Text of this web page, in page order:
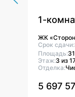
1-
ЖК
Срок сдачи:
Площадь:
Этаж:3 из
Отделка:
5 697